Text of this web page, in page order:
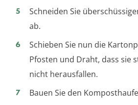
Schneiden Sie
ab.
Schieben Sie nun die
Pfosten und Draht, dass sie
nicht herausfallen.
Bauen Sie den